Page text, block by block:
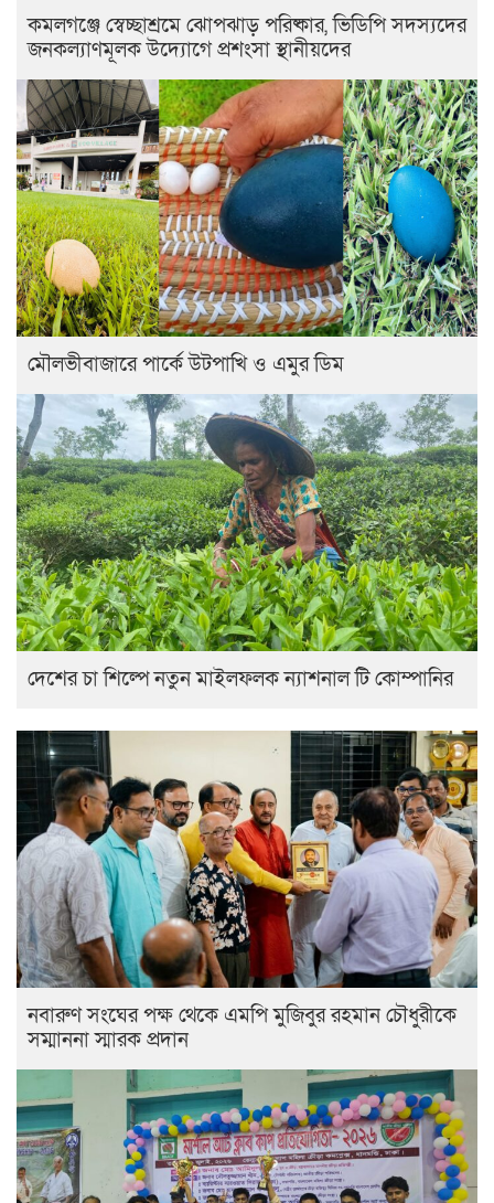
কমলগঞ্জে স্বেচ্ছাশ্রমে ঝোপঝাড় পরিষ্কার, ভিডিপি সদস্যদের
জনকল্যাণমূলক উদ্যোগে প্রশংসা স্থানীয়দের
মৌলভীবাজারে পার্কে উটপাখি ও এমুর ডিম
দেশের চা শিল্পে নতুন মাইলফলক ন্যাশনাল টি কোম্পানির
নবারুণ সংঘের পক্ষ থেকে এমপি মুজিবুর রহমান চৌধুরীকে
সম্মাননা স্মারক প্রদান